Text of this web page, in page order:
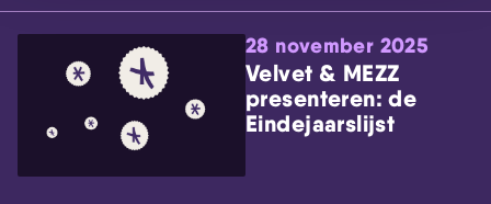
28 november 2025
Velvet & MEZZ
presenteren: de
Eindejaarslijst